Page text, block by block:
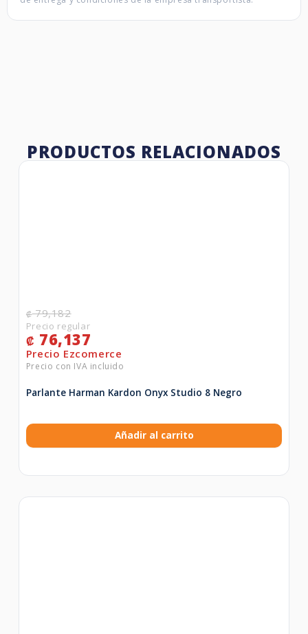
PRODUCTOS RELACIONADOS
₡79,182
₡ 76,137
Parlante Harman Kardon Onyx Studio 8 Negro
Añadir al carrito